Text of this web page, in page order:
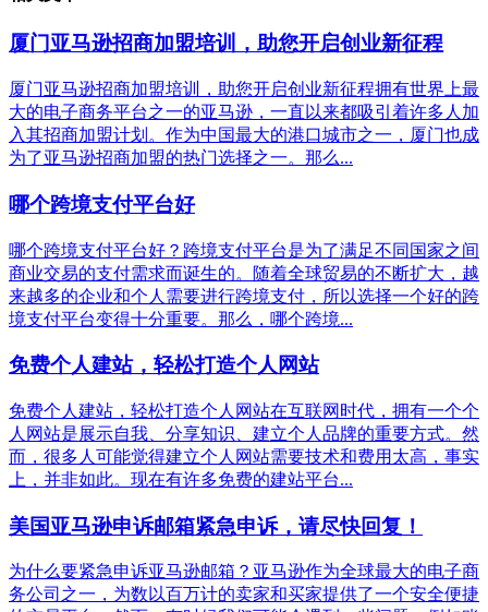
厦门亚马逊招商加盟培训，助您开启创业新征程
厦门亚马逊招商加盟培训，助您开启创业新征程拥有世界上最
大的电子商务平台之一的亚马逊，一直以来都吸引着许多人加
入其招商加盟计划。作为中国最大的港口城市之一，厦门也成
为了亚马逊招商加盟的热门选择之一。那么...
哪个跨境支付平台好
哪个跨境支付平台好？跨境支付平台是为了满足不同国家之间
商业交易的支付需求而诞生的。随着全球贸易的不断扩大，越
来越多的企业和个人需要进行跨境支付，所以选择一个好的跨
境支付平台变得十分重要。那么，哪个跨境...
免费个人建站，轻松打造个人网站
免费个人建站，轻松打造个人网站在互联网时代，拥有一个个
人网站是展示自我、分享知识、建立个人品牌的重要方式。然
而，很多人可能觉得建立个人网站需要技术和费用太高，事实
上，并非如此。现在有许多免费的建站平台...
美国亚马逊申诉邮箱紧急申诉，请尽快回复！
为什么要紧急申诉亚马逊邮箱？亚马逊作为全球最大的电子商
务公司之一，为数以百万计的卖家和买家提供了一个安全便捷